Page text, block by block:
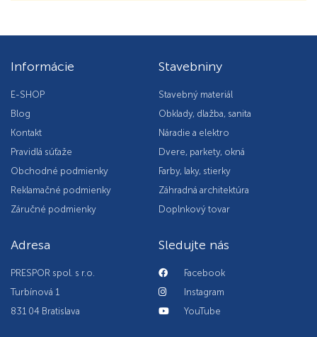
Informácie
E-SHOP
Blog
Kontakt
Pravidlá súťaže
Obchodné podmienky
Reklamačné podmienky
Záručné podmienky
Stavebniny
Stavebný materiál
Obklady, dlažba, sanita
Náradie a elektro
Dvere, parkety, okná
Farby, laky, stierky
Záhradná architektúra
Doplnkový tovar
Adresa
PRESPOR spol. s r.o.
Turbínová 1
831 04 Bratislava
Sledujte nás
Facebook
Instagram
YouTube